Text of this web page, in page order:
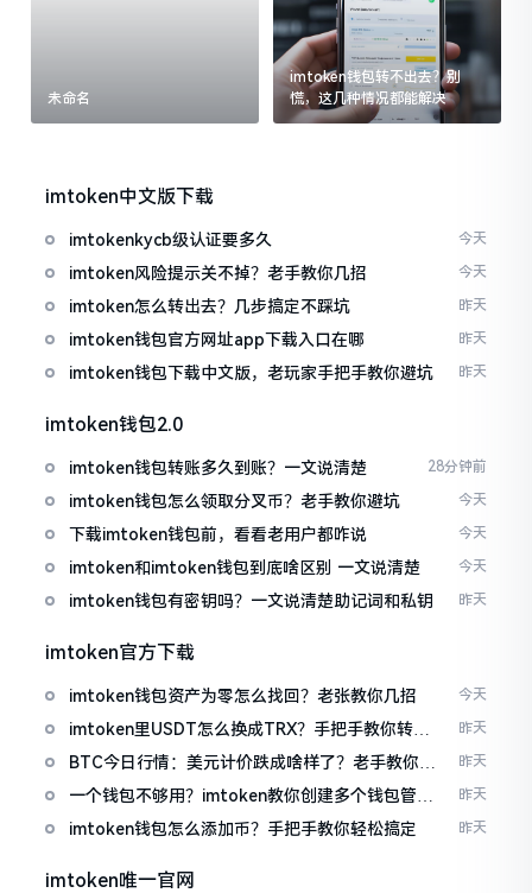
未命名
imtoken钱包转不出去？别
慌，这几种情况都能解决
imtoken中文版下载
imtokenkycb级认证要多久 今天
imtoken风险提示关不掉？老手教你几招 今天
imtoken怎么转出去？几步搞定不踩坑 昨天
imtoken钱包官方网址app下载入口在哪 昨天
imtoken钱包下载中文版，老玩家手把手教你避坑 昨天
imtoken钱包2.0
imtoken钱包转账多久到账？一文说清楚 28分钟前
imtoken钱包怎么领取分叉币？老手教你避坑 今天
下载imtoken钱包前，看看老用户都咋说 今天
imtoken和imtoken钱包到底啥区别 一文说清楚 今天
imtoken钱包有密钥吗？一文说清楚助记词和私钥 昨天
imtoken官方下载
imtoken钱包资产为零怎么找回？老张教你几招 今天
imtoken里USDT怎么换成TRX？手把手教你转成
波场币
昨天
BTC今日行情：美元计价跌成啥样了？老手教你咋
昨天
一个钱包不够用？imtoken教你创建多个钱包管理
资产
昨天
imtoken钱包怎么添加币？手把手教你轻松搞定 昨天
imtoken唯一官网